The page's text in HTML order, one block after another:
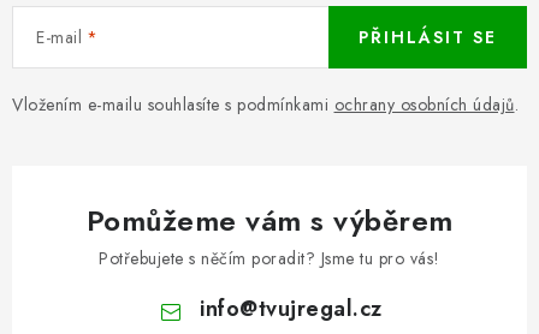
E-mail
Vložením e-mailu souhlasíte s podmínkami ochrany osobních údajů.
PŘIHLÁSIT SE
Pomůžeme vám s výběrem
Potřebujete s něčím poradit? Jsme tu pro vás!
info@tvujregal.cz